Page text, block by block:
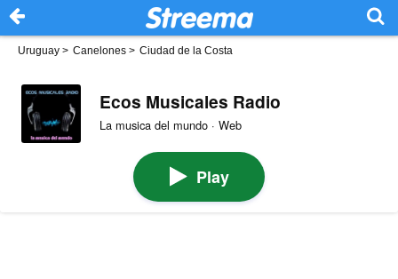
Uruguay > Canelones > Ciudad de la Costa
Ecos Musicales Radio
La musica del mundo · Web
Play